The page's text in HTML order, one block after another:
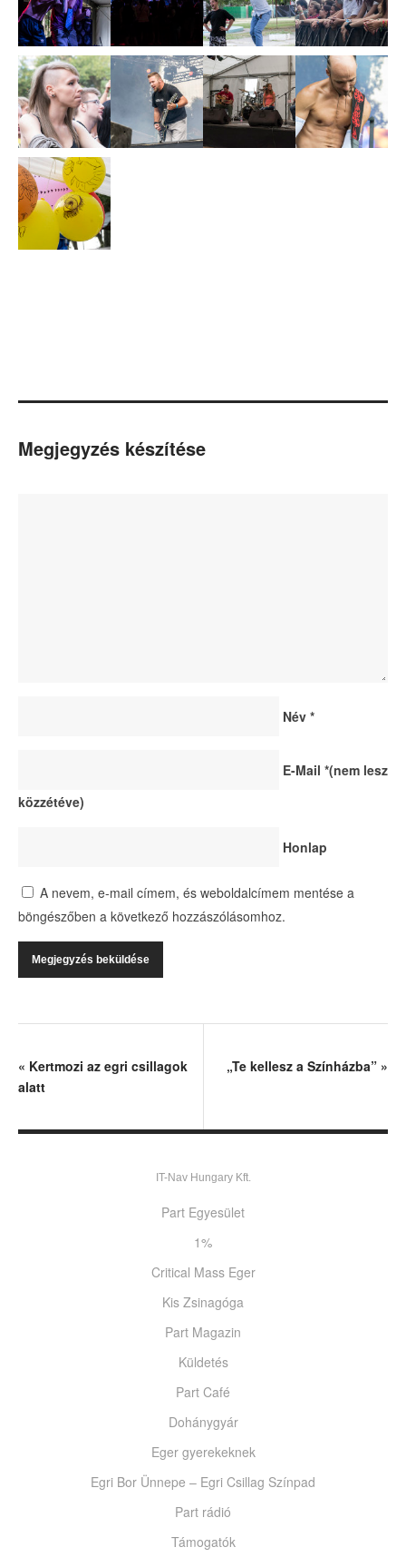
Megjegyzés készítése
Név *
E-Mail *(nem lesz
közzétéve)
Honlap
A nevem, e-mail címem, és weboldalcímem mentése a
böngészőben a következő hozzászólásomhoz.
« Kertmozi az egri csillagok
alatt
„Te kellesz a Színházba” »
IT-Nav Hungary Kft.
Part Egyesület
1%
Critical Mass Eger
Kis Zsinagóga
Part Magazin
Küldetés
Part Café
Dohánygyár
Eger gyerekeknek
Egri Bor Ünnepe – Egri Csillag Színpad
Part rádió
Támogatók